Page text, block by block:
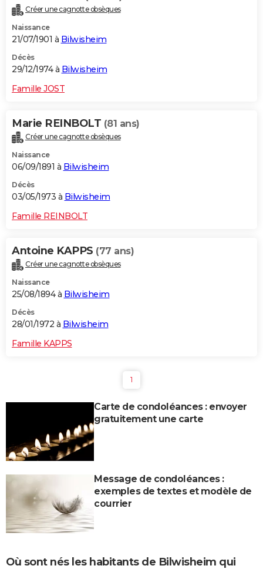
Créer une cagnotte obsèques
Naissance
21/07/1901 à Bilwisheim
Décès
29/12/1974 à Bilwisheim
Famille JOST
Marie REINBOLT (81 ans)
Créer une cagnotte obsèques
Naissance
06/09/1891 à Bilwisheim
Décès
03/05/1973 à Bilwisheim
Famille REINBOLT
Antoine KAPPS (77 ans)
Créer une cagnotte obsèques
Naissance
25/08/1894 à Bilwisheim
Décès
28/01/1972 à Bilwisheim
Famille KAPPS
1
Carte de condoléances : envoyer
gratuitement une carte
Message de condoléances :
exemples de textes et modèle de
courrier
Où sont nés les habitants de Bilwisheim qui